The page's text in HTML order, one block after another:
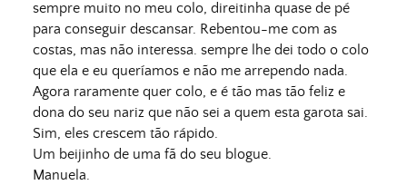
sempre muito no meu colo, direitinha quase de pé
para conseguir descansar. Rebentou-me com as
costas, mas não interessa. sempre lhe dei todo o colo
que ela e eu queríamos e não me arrependo nada.
Agora raramente quer colo, e é tão mas tão feliz e
dona do seu nariz que não sei a quem esta garota sai.
Sim, eles crescem tão rápido.
Um beijinho de uma fã do seu blogue.
Manuela.